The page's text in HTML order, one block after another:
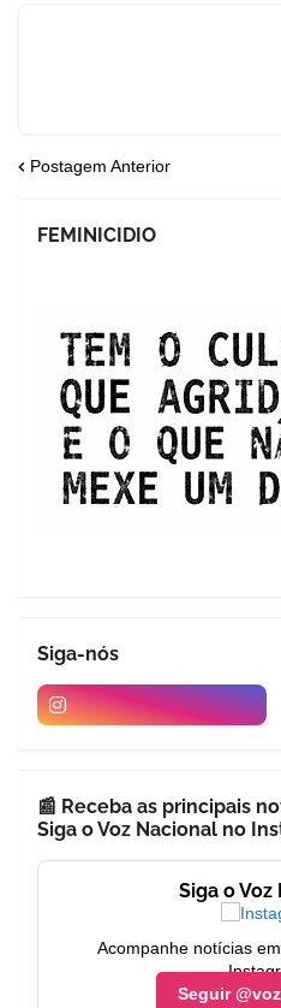
Postagem Anterior
FEMINICIDIO
Siga-nós
📰 Receba as principais
Siga o Voz Nacional no
Siga o
Acompanhe notícias
Seguir